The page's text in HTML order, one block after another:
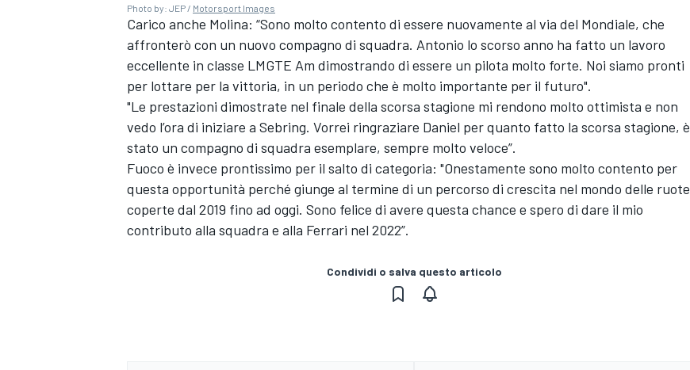
MONOMARCA
Photo by: JEP / Motorsport Images
Carico anche Molina: “Sono molto contento di essere nuovamente al via del Mondiale, che
affronterò con un nuovo compagno di squadra. Antonio lo scorso anno ha fatto un lavoro
eccellente in classe LMGTE Am dimostrando di essere un pilota molto forte. Noi siamo pronti
per lottare per la vittoria, in un periodo che è molto importante per il futuro".
"Le prestazioni dimostrate nel finale della scorsa stagione mi rendono molto ottimista e non
vedo l’ora di iniziare a Sebring. Vorrei ringraziare Daniel per quanto fatto la scorsa stagione, è
stato un compagno di squadra esemplare, sempre molto veloce”.
Fuoco è invece prontissimo per il salto di categoria: "Onestamente sono molto contento per
questa opportunità perché giunge al termine di un percorso di crescita nel mondo delle ruote
coperte dal 2019 fino ad oggi. Sono felice di avere questa chance e spero di dare il mio
contributo alla squadra e alla Ferrari nel 2022”.
Condividi o salva questo articolo